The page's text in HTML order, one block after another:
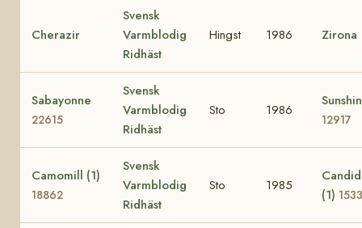
Cherazir
Svensk
Varmblodig
Ridhäst
Hingst 1986 Zirona
Sabayonne
22615
Svensk
Varmblodig
Ridhäst
Sto 1986
12917
Camomill (1)
18862
Svensk
Varmblodig
Ridhäst
Sto 1985
(1)